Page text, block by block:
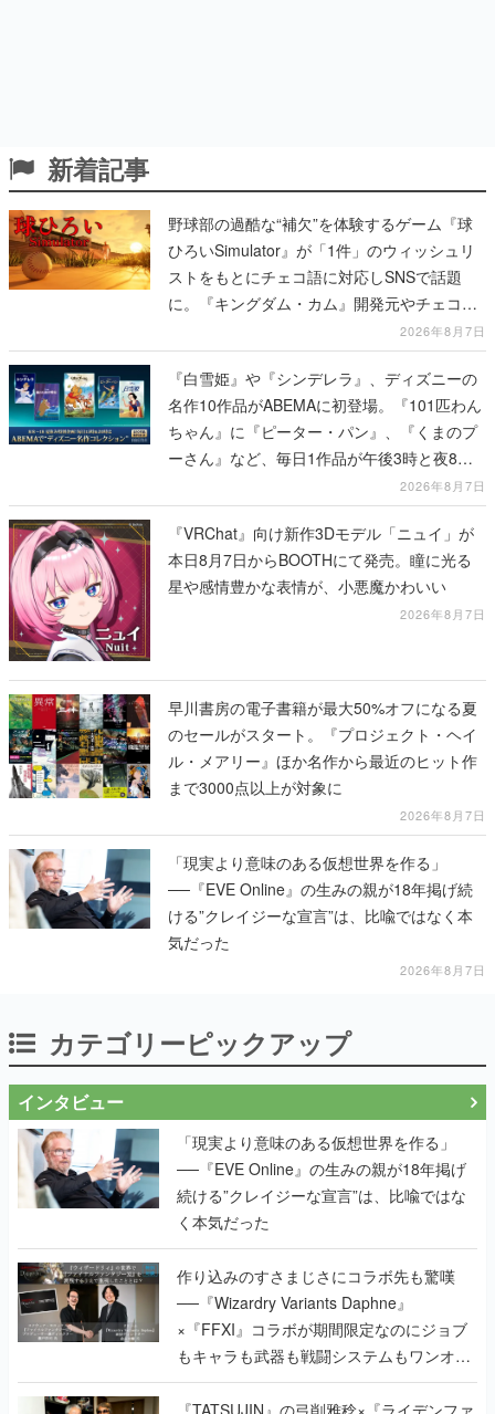
新着記事
野球部の過酷な“補欠”を体験するゲーム『球
ひろいSimulator』が「1件」のウィッシュリ
ストをもとにチェコ語に対応しSNSで話題
に。『キングダム・カム』開発元やチェコの
2026年8月7日
『白雪姫』や『シンデレラ』、ディズニーの
名作10作品がABEMAに初登場。『101匹わん
ちゃん』に『ピーター・パン』、『くまのプ
ーさん』など、毎日1作品が午後3時と夜8時
2026年8月7日
『VRChat』向け新作3Dモデル「ニュイ」が
本日8月7日からBOOTHにて発売。瞳に光る
星や感情豊かな表情が、小悪魔かわいい
2026年8月7日
早川書房の電子書籍が最大50%オフになる夏
のセールがスタート。『プロジェクト・ヘイ
ル・メアリー』ほか名作から最近のヒット作
まで3000点以上が対象に
2026年8月7日
「現実より意味のある仮想世界を作る」
──『EVE Online』の生みの親が18年掲げ続
ける”クレイジーな宣言”は、比喩ではなく本
気だった
2026年8月7日
カテゴリーピックアップ
インタビュー
「現実より意味のある仮想世界を作る」
──『EVE Online』の生みの親が18年掲げ
続ける”クレイジーな宣言”は、比喩ではな
く本気だった
作り込みのすさまじさにコラボ先も驚嘆
──『Wizardry Variants Daphne』
×『FFXI』コラボが期間限定なのにジョブ
もキャラも武器も戦闘システムもワンオフ
で作り込まれた理由を両ディレクターに聞
く
『TATSUJIN』の弓削雅稔×『ライデンファ